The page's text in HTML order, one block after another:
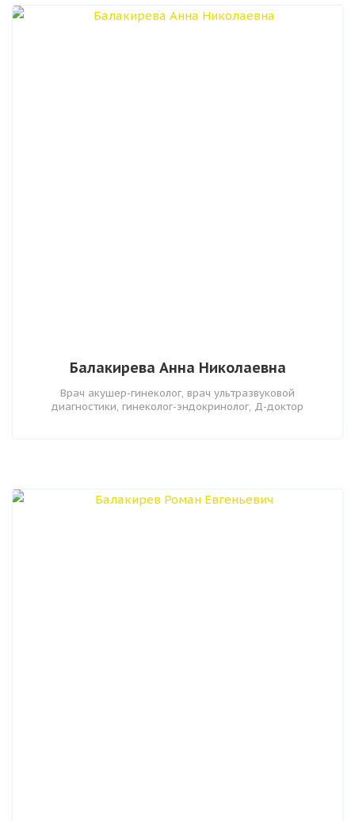
Балакирева Анна Николаевна
Врач акушер-гинеколог, врач ультразвуковой
диагностики, гинеколог-эндокринолог, Д-доктор